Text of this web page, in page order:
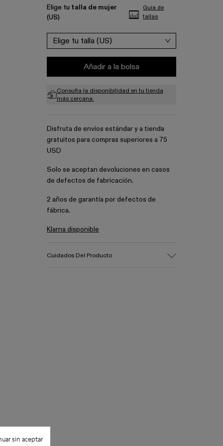
sin aceptar
Elige tu talla de mujer
(US)
Guía de
tallas
Elige tu talla (US)
Añadir a la bolsa
Consulta la disponibilidad en tu tienda
más cercana.
Disfruta de envíos estándar y a tienda
gratuitos para compras superiores a 75
USD
Solo se aceptan devoluciones en casos
de defectos de fabricación.
2 años de garantía por defectos de
fábrica.
Klarna disponible
Cuidados Del Producto